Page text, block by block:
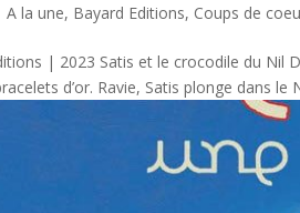
A la une, Bayard Editions, Coups de
| 2023 Satis et le crocodile du Nil
d’or. Ravie, Satis plonge dans le